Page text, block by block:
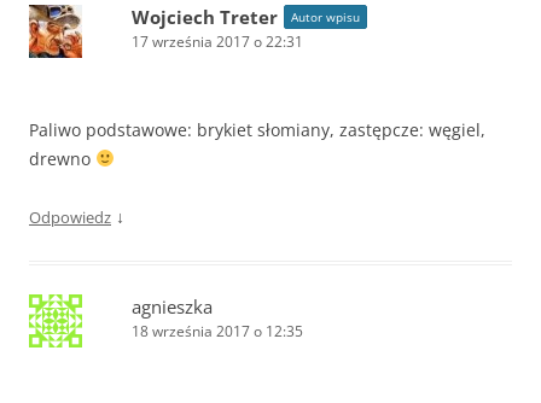
Wojciech Treter Autor wpisu
17 września 2017 o 22:31
Paliwo podstawowe: brykiet słomiany, zastępcze: węgiel,
drewno
Odpowiedz ↓
agnieszka
18 września 2017 o 12:35